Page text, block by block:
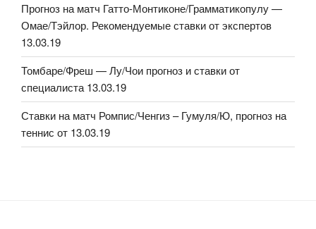
Прогноз на матч Гатто-Монтиконе/Грамматикопулу —
Омае/Тэйлор. Рекомендуемые ставки от экспертов
13.03.19
Томбаре/Фреш — Лу/Чои прогноз и ставки от
специалиста 13.03.19
Ставки на матч Ромпис/Ченгиз – Гумуля/Ю, прогноз на
теннис от 13.03.19